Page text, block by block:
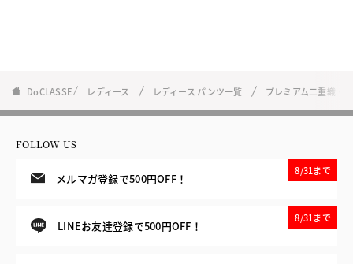
DoCLASSE レディース レディース パンツ一覧 プレミアム二重織・
FOLLOW US
メルマガ登録で500円OFF！
8/31まで
LINEお友達登録で500円OFF！
8/31まで